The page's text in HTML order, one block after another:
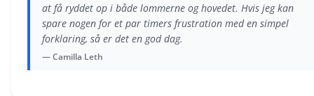
at få ryddet op i både lommerne og hovedet. Hvis jeg kan
spare nogen for et par timers frustration med en simpel
forklaring, så er det en god dag.
— Camilla Leth